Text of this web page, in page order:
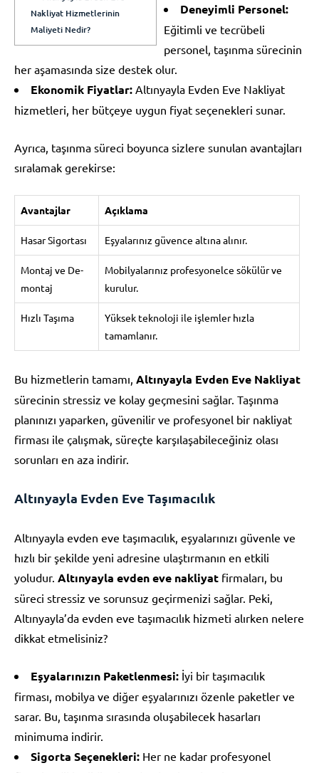
Nakliyat Hizmetlerinin
Maliyeti Nedir?
Deneyimli Personel:
Eğitimli ve tecrübeli
personel, taşınma sürecinin
her aşamasında size destek olur.
Ekonomik Fiyatlar: Altınyayla Evden Eve Nakliyat
hizmetleri, her bütçeye uygun fiyat seçenekleri sunar.
Ayrıca, taşınma süreci boyunca sizlere sunulan avantajları
sıralamak gerekirse:
Avantajlar Açıklama
Hasar Sigortası Eşyalarınız güvence altına alınır.
Montaj ve De-
montaj
Mobilyalarınız profesyonelce sökülür ve
kurulur.
Hızlı Taşıma
Yüksek teknoloji ile işlemler hızla
tamamlanır.
Bu hizmetlerin tamamı, Altınyayla Evden Eve Nakliyat
sürecinin stressiz ve kolay geçmesini sağlar. Taşınma
planınızı yaparken, güvenilir ve profesyonel bir nakliyat
firması ile çalışmak, süreçte karşılaşabileceğiniz olası
sorunları en aza indirir.
Altınyayla Evden Eve Taşımacılık
Altınyayla evden eve taşımacılık, eşyalarınızı güvenle ve
hızlı bir şekilde yeni adresine ulaştırmanın en etkili
yoludur. Altınyayla evden eve nakliyat firmaları, bu
süreci stressiz ve sorunsuz geçirmenizi sağlar. Peki,
Altınyayla’da evden eve taşımacılık hizmeti alırken nelere
dikkat etmelisiniz?
Eşyalarınızın Paketlenmesi: İyi bir taşımacılık
firması, mobilya ve diğer eşyalarınızı özenle paketler ve
sarar. Bu, taşınma sırasında oluşabilecek hasarları
minimuma indirir.
Sigorta Seçenekleri: Her ne kadar profesyonel